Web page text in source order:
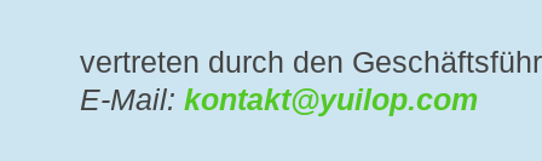
vertreten durch den
E-Mail: kontakt@yuilop.com